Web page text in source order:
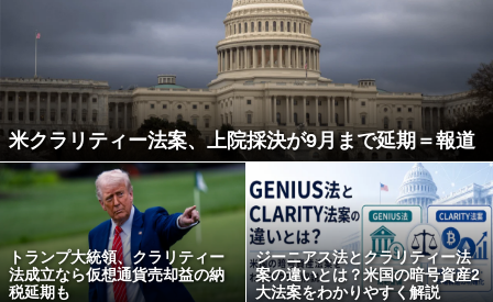
米クラリティー法案、上院採決が9月まで延期＝報道
トランプ大統領、クラリティー
法成立なら仮想通貨売却益の納
税延期も
ジーニアス法とクラリティー法
案の違いとは？米国の暗号資産2
大法案をわかりやすく解説